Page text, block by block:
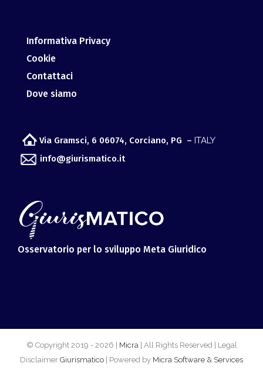
Informativa Privacy
Cookie
Contattaci
Dove siamo
Via Gramsci, 6 06074, Corciano, PG – ITALY
info@giurismatico.it
Osservatorio per lo sviluppo Meta Giuridico
© Copyright 2019 - 2026 | Micra | All Rights Reserved | Legal
Disclaimer Giurismatico | Powered by Micra Software & Services